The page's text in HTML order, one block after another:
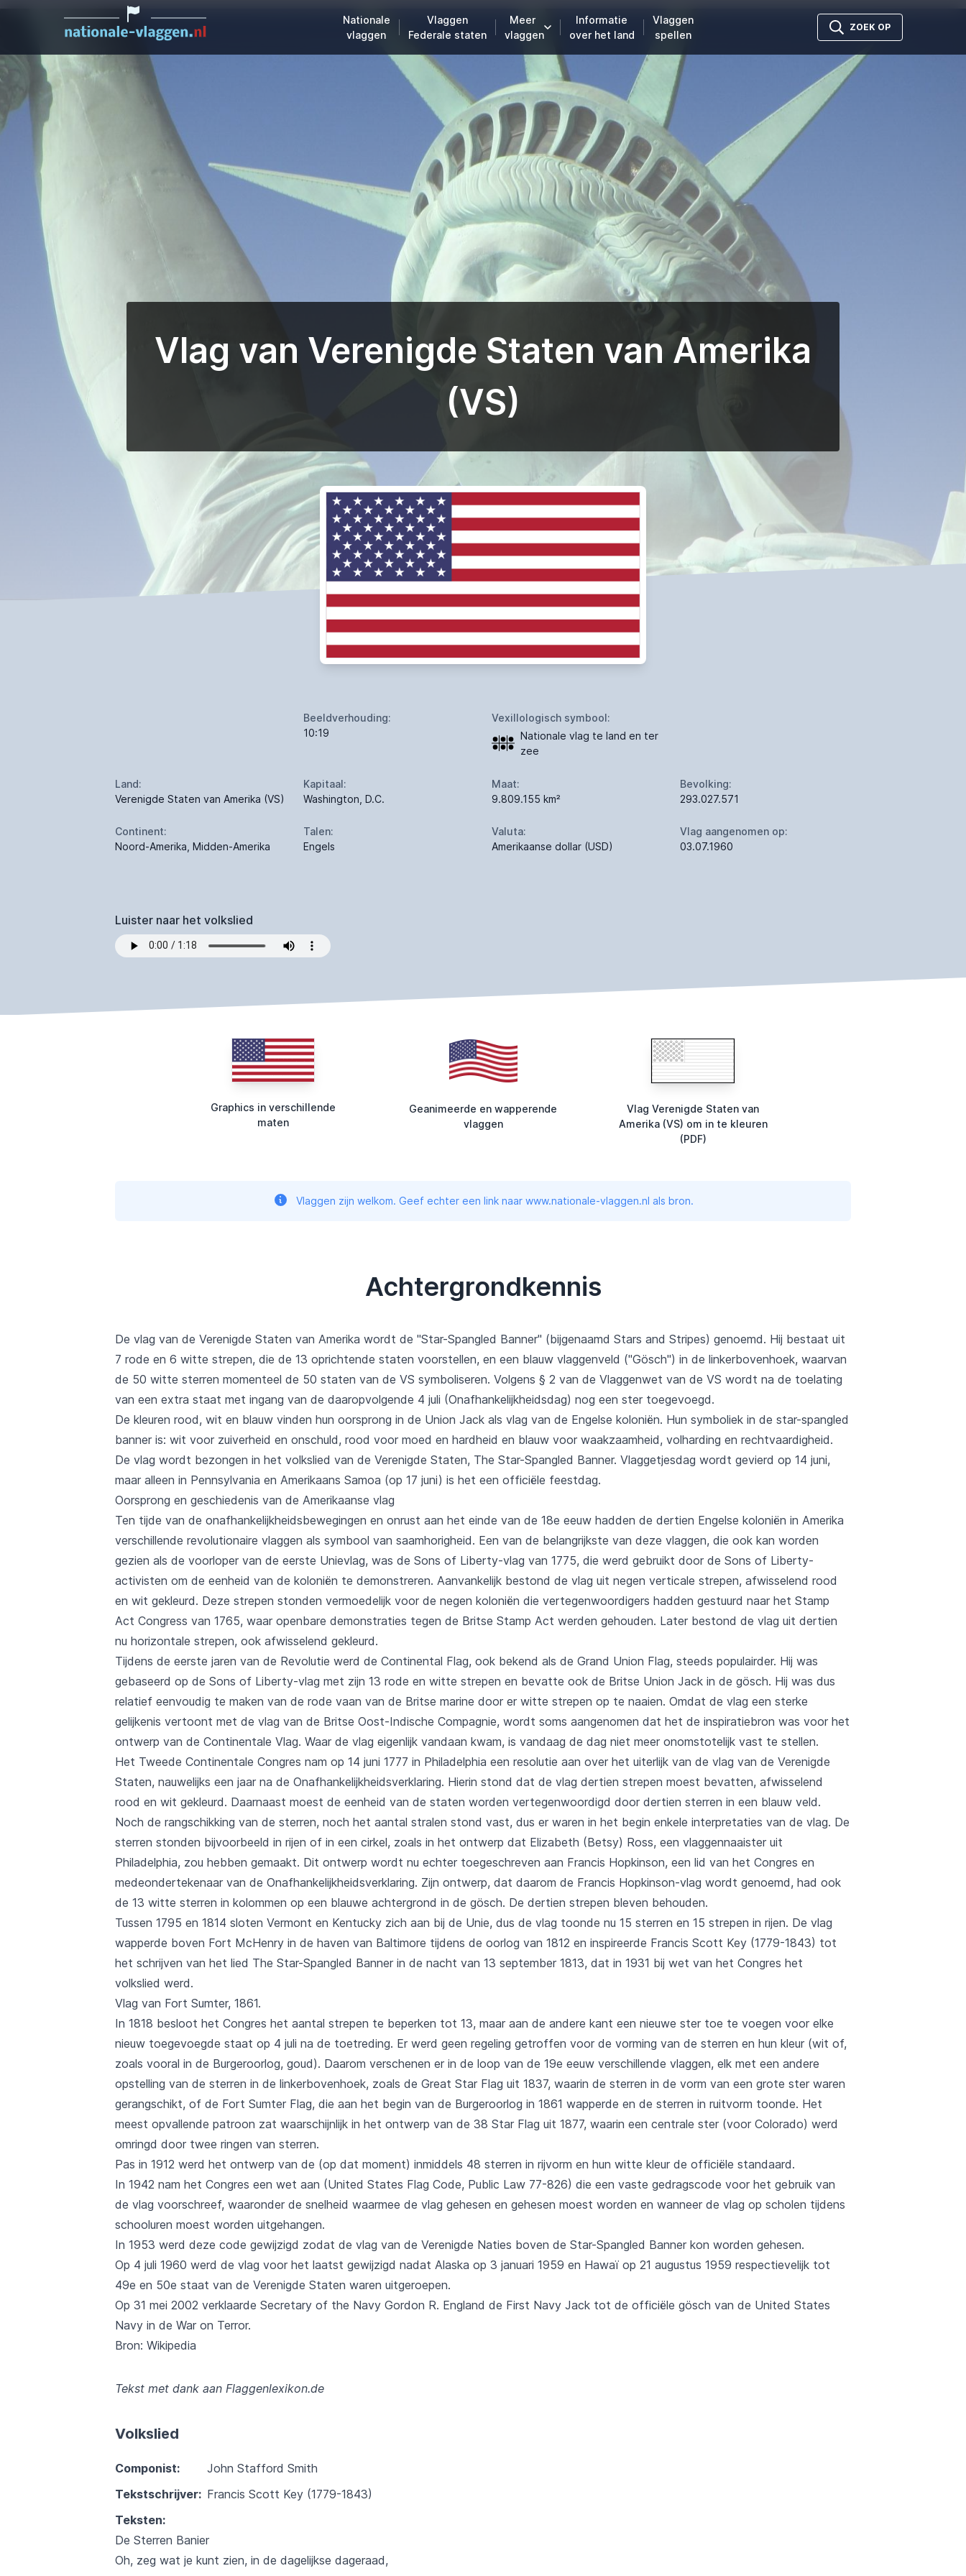
Nationale
vlaggen
Vlaggen
Federale staten
Meer
vlaggen
Informatie
over het land
Vlaggen
spellen
ZOEK OP
Vlag van Verenigde Staten van Amerika
(VS)
Beeldverhouding:
10:19
Vexillologisch symbool:
Nationale vlag te land en ter
zee
Land:
Verenigde Staten van Amerika (VS)
Kapitaal:
Washington, D.C.
Maat:
9.809.155 km²
Bevolking:
293.027.571
Continent:
Noord-Amerika, Midden-Amerika
Talen:
Engels
Valuta:
Amerikaanse dollar (USD)
Vlag aangenomen op:
03.07.1960
Luister naar het volkslied
Graphics in verschillende
maten
Geanimeerde en wapperende
vlaggen
Vlag Verenigde Staten van
Amerika (VS) om in te kleuren
(PDF)
Vlaggen zijn welkom. Geef echter een link naar www.nationale-vlaggen.nl als bron.
Achtergrondkennis
De vlag van de Verenigde Staten van Amerika wordt de "Star-Spangled Banner" (bijgenaamd Stars and Stripes) genoemd. Hij bestaat uit
7 rode en 6 witte strepen, die de 13 oprichtende staten voorstellen, en een blauw vlaggenveld ("Gösch") in de linkerbovenhoek, waarvan
de 50 witte sterren momenteel de 50 staten van de VS symboliseren. Volgens § 2 van de Vlaggenwet van de VS wordt na de toelating
van een extra staat met ingang van de daaropvolgende 4 juli (Onafhankelijkheidsdag) nog een ster toegevoegd.
De kleuren rood, wit en blauw vinden hun oorsprong in de Union Jack als vlag van de Engelse koloniën. Hun symboliek in de star-spangled
banner is: wit voor zuiverheid en onschuld, rood voor moed en hardheid en blauw voor waakzaamheid, volharding en rechtvaardigheid.
De vlag wordt bezongen in het volkslied van de Verenigde Staten, The Star-Spangled Banner. Vlaggetjesdag wordt gevierd op 14 juni,
maar alleen in Pennsylvania en Amerikaans Samoa (op 17 juni) is het een officiële feestdag.
Oorsprong en geschiedenis van de Amerikaanse vlag
Ten tijde van de onafhankelijkheidsbewegingen en onrust aan het einde van de 18e eeuw hadden de dertien Engelse koloniën in Amerika
verschillende revolutionaire vlaggen als symbool van saamhorigheid. Een van de belangrijkste van deze vlaggen, die ook kan worden
gezien als de voorloper van de eerste Unievlag, was de Sons of Liberty-vlag van 1775, die werd gebruikt door de Sons of Liberty-
activisten om de eenheid van de koloniën te demonstreren. Aanvankelijk bestond de vlag uit negen verticale strepen, afwisselend rood
en wit gekleurd. Deze strepen stonden vermoedelijk voor de negen koloniën die vertegenwoordigers hadden gestuurd naar het Stamp
Act Congress van 1765, waar openbare demonstraties tegen de Britse Stamp Act werden gehouden. Later bestond de vlag uit dertien
nu horizontale strepen, ook afwisselend gekleurd.
Tijdens de eerste jaren van de Revolutie werd de Continental Flag, ook bekend als de Grand Union Flag, steeds populairder. Hij was
gebaseerd op de Sons of Liberty-vlag met zijn 13 rode en witte strepen en bevatte ook de Britse Union Jack in de gösch. Hij was dus
relatief eenvoudig te maken van de rode vaan van de Britse marine door er witte strepen op te naaien. Omdat de vlag een sterke
gelijkenis vertoont met de vlag van de Britse Oost-Indische Compagnie, wordt soms aangenomen dat het de inspiratiebron was voor het
ontwerp van de Continentale Vlag. Waar de vlag eigenlijk vandaan kwam, is vandaag de dag niet meer onomstotelijk vast te stellen.
Het Tweede Continentale Congres nam op 14 juni 1777 in Philadelphia een resolutie aan over het uiterlijk van de vlag van de Verenigde
Staten, nauwelijks een jaar na de Onafhankelijkheidsverklaring. Hierin stond dat de vlag dertien strepen moest bevatten, afwisselend
rood en wit gekleurd. Daarnaast moest de eenheid van de staten worden vertegenwoordigd door dertien sterren in een blauw veld.
Noch de rangschikking van de sterren, noch het aantal stralen stond vast, dus er waren in het begin enkele interpretaties van de vlag. De
sterren stonden bijvoorbeeld in rijen of in een cirkel, zoals in het ontwerp dat Elizabeth (Betsy) Ross, een vlaggennaaister uit
Philadelphia, zou hebben gemaakt. Dit ontwerp wordt nu echter toegeschreven aan Francis Hopkinson, een lid van het Congres en
medeondertekenaar van de Onafhankelijkheidsverklaring. Zijn ontwerp, dat daarom de Francis Hopkinson-vlag wordt genoemd, had ook
de 13 witte sterren in kolommen op een blauwe achtergrond in de gösch. De dertien strepen bleven behouden.
Tussen 1795 en 1814 sloten Vermont en Kentucky zich aan bij de Unie, dus de vlag toonde nu 15 sterren en 15 strepen in rijen. De vlag
wapperde boven Fort McHenry in de haven van Baltimore tijdens de oorlog van 1812 en inspireerde Francis Scott Key (1779-1843) tot
het schrijven van het lied The Star-Spangled Banner in de nacht van 13 september 1813, dat in 1931 bij wet van het Congres het
volkslied werd.
Vlag van Fort Sumter, 1861.
In 1818 besloot het Congres het aantal strepen te beperken tot 13, maar aan de andere kant een nieuwe ster toe te voegen voor elke
nieuw toegevoegde staat op 4 juli na de toetreding. Er werd geen regeling getroffen voor de vorming van de sterren en hun kleur (wit of,
zoals vooral in de Burgeroorlog, goud). Daarom verschenen er in de loop van de 19e eeuw verschillende vlaggen, elk met een andere
opstelling van de sterren in de linkerbovenhoek, zoals de Great Star Flag uit 1837, waarin de sterren in de vorm van een grote ster waren
gerangschikt, of de Fort Sumter Flag, die aan het begin van de Burgeroorlog in 1861 wapperde en de sterren in ruitvorm toonde. Het
meest opvallende patroon zat waarschijnlijk in het ontwerp van de 38 Star Flag uit 1877, waarin een centrale ster (voor Colorado) werd
omringd door twee ringen van sterren.
Pas in 1912 werd het ontwerp van de (op dat moment) inmiddels 48 sterren in rijvorm en hun witte kleur de officiële standaard.
In 1942 nam het Congres een wet aan (United States Flag Code, Public Law 77-826) die een vaste gedragscode voor het gebruik van
de vlag voorschreef, waaronder de snelheid waarmee de vlag gehesen en gehesen moest worden en wanneer de vlag op scholen tijdens
schooluren moest worden uitgehangen.
In 1953 werd deze code gewijzigd zodat de vlag van de Verenigde Naties boven de Star-Spangled Banner kon worden gehesen.
Op 4 juli 1960 werd de vlag voor het laatst gewijzigd nadat Alaska op 3 januari 1959 en Hawaï op 21 augustus 1959 respectievelijk tot
49e en 50e staat van de Verenigde Staten waren uitgeroepen.
Op 31 mei 2002 verklaarde Secretary of the Navy Gordon R. England de First Navy Jack tot de officiële gösch van de United States
Navy in de War on Terror.
Bron: Wikipedia
Tekst met dank aan Flaggenlexikon.de
Volkslied
Componist:
John Stafford Smith
Tekstschrijver: Francis Scott Key (1779-1843)
Teksten:
De Sterren Banier
Oh, zeg wat je kunt zien, in de dagelijkse dageraad,